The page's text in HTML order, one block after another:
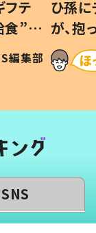
フテ
食”を
の親
編集部
ひ孫
が、
「涙が
い」
SNS